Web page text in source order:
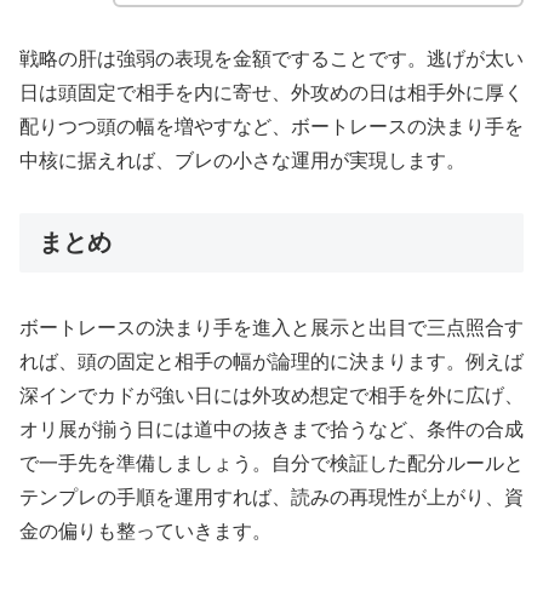
戦略の肝は強弱の表現を金額ですることです。逃げが太い
日は頭固定で相手を内に寄せ、外攻めの日は相手外に厚く
配りつつ頭の幅を増やすなど、ボートレースの決まり手を
中核に据えれば、ブレの小さな運用が実現します。
まとめ
ボートレースの決まり手を進入と展示と出目で三点照合す
れば、頭の固定と相手の幅が論理的に決まります。例えば
深インでカドが強い日には外攻め想定で相手を外に広げ、
オリ展が揃う日には道中の抜きまで拾うなど、条件の合成
で一手先を準備しましょう。自分で検証した配分ルールと
テンプレの手順を運用すれば、読みの再現性が上がり、資
金の偏りも整っていきます。